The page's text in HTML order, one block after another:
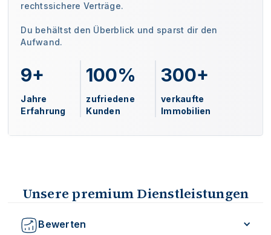
rechtssichere Verträge.
Du behältst den Überblick und sparst dir den
Aufwand.
9+
Jahre
Erfahrung
100%
zufriedene
Kunden
300+
verkaufte
Immobilien
Unsere premium Dienstleistungen
Bewerten